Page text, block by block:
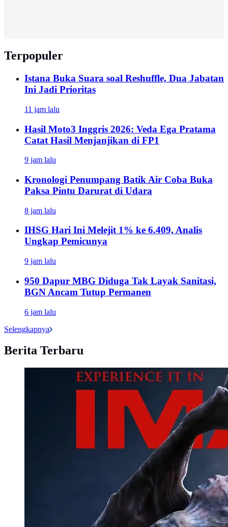
Terpopuler
Istana Buka Suara soal Reshuffle, Dua Jabatan
Ini Jadi Prioritas
11 jam lalu
Hasil Moto3 Inggris 2026: Veda Ega Pratama
Catat Hasil Menjanjikan di FP1
9 jam lalu
Kronologi Penumpang Batik Air Coba Buka
Paksa Pintu Darurat di Udara
8 jam lalu
IHSG Hari Ini Melejit 1% ke 6.409, Analis
Ungkap Pemicunya
9 jam lalu
950 Dapur MBG Diduga Tak Layak Sanitasi,
BGN Ancam Tutup Permanen
6 jam lalu
Selengkapnya
Berita Terbaru